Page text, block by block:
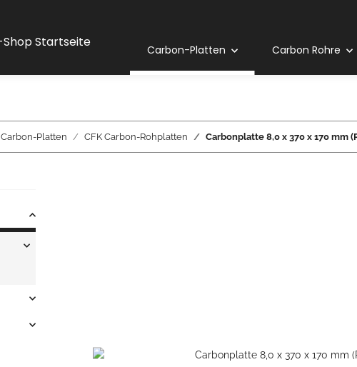
Carbon-Platten Carbon Rohre
Carbon-Platten CFK Carbon-Rohplatten Carbonplatte 8,0 x 370 x 170 mm